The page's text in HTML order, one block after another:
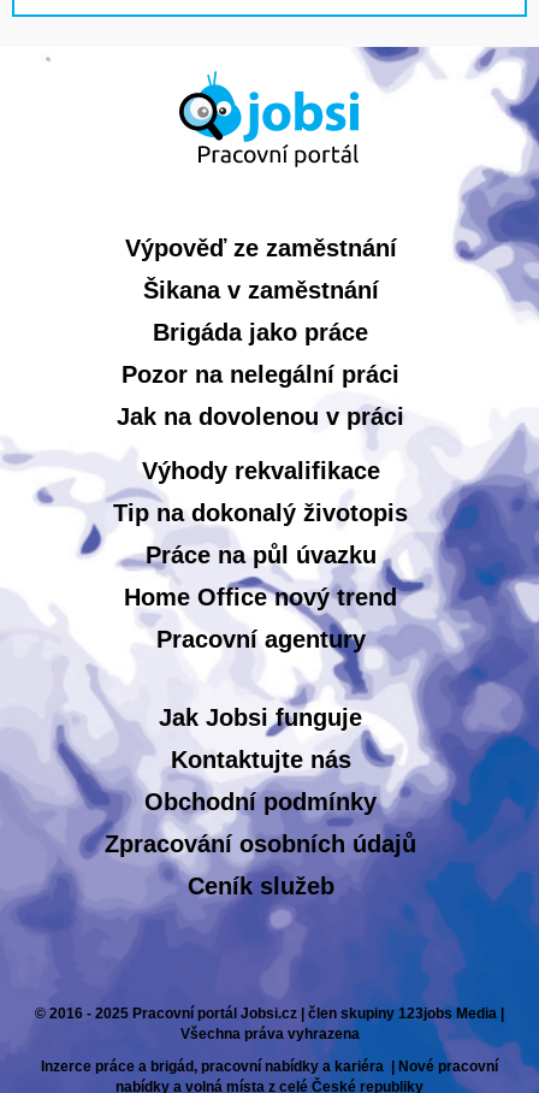
Výpověď ze zaměstnání
Šikana v zaměstnání
Brigáda jako práce
Pozor na nelegální práci
Jak na dovolenou v práci
Výhody rekvalifikace
Tip na dokonalý životopis
Práce na půl úvazku
Home Office nový trend
Pracovní agentury
Jak Jobsi funguje
Kontaktujte nás
Obchodní podmínky
Zpracování osobních údajů
Ceník služeb
© 2016 - 2025 Pracovní portál Jobsi.cz | člen skupiny 123jobs Media |
Všechna práva vyhrazena
Inzerce práce a brigád, pracovní nabídky a kariéra | Nové pracovní
nabídky a volná místa z celé České republiky